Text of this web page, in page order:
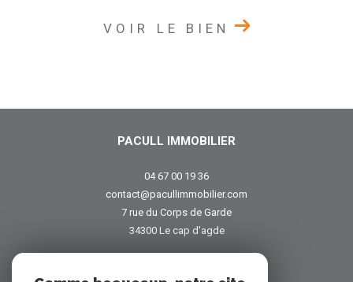
VOIR LE BIEN
PACULL IMMOBILIER
04 67 00 19 36
contact@pacullimmobilier.com
7 rue du Corps de Garde
34300
le cap d'agde